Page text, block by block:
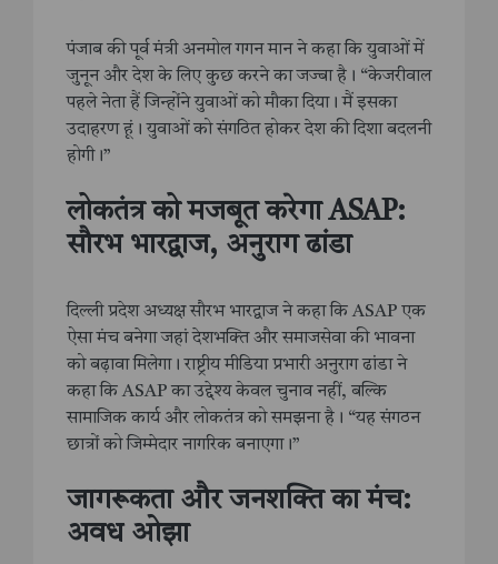
पंजाब की पूर्व मंत्री अनमोल गगन मान ने कहा कि युवाओं में
जुनून और देश के लिए कुछ करने का जज्बा है। “केजरीवाल
पहले नेता हैं जिन्होंने युवाओं को मौका दिया। मैं इसका
उदाहरण हूं। युवाओं को संगठित होकर देश की दिशा बदलनी
होगी।”
लोकतंत्र को मजबूत करेगा ASAP:
सौरभ भारद्वाज, अनुराग ढांडा
दिल्ली प्रदेश अध्यक्ष सौरभ भारद्वाज ने कहा कि ASAP एक
ऐसा मंच बनेगा जहां देशभक्ति और समाजसेवा की भावना
को बढ़ावा मिलेगा। राष्ट्रीय मीडिया प्रभारी अनुराग ढांडा ने
कहा कि ASAP का उद्देश्य केवल चुनाव नहीं, बल्कि
सामाजिक कार्य और लोकतंत्र को समझना है। “यह संगठन
छात्रों को जिम्मेदार नागरिक बनाएगा।”
जागरूकता और जनशक्ति का मंच:
अवध ओझा